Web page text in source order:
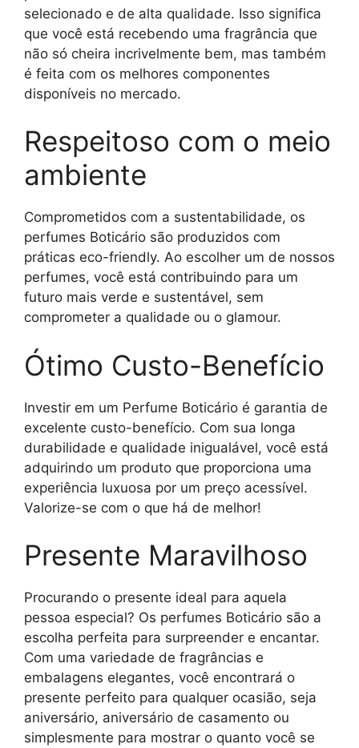
selecionado e de alta qualidade. Isso significa
que você está recebendo uma fragrância que
não só cheira incrivelmente bem, mas também
é feita com os melhores componentes
disponíveis no mercado.
Respeitoso com o meio
ambiente
Comprometidos com a sustentabilidade, os
perfumes Boticário são produzidos com
práticas eco-friendly. Ao escolher um de nossos
perfumes, você está contribuindo para um
futuro mais verde e sustentável, sem
comprometer a qualidade ou o glamour.
Ótimo Custo-Benefício
Investir em um Perfume Boticário é garantia de
excelente custo-benefício. Com sua longa
durabilidade e qualidade inigualável, você está
adquirindo um produto que proporciona uma
experiência luxuosa por um preço acessível.
Valorize-se com o que há de melhor!
Presente Maravilhoso
Procurando o presente ideal para aquela
pessoa especial? Os perfumes Boticário são a
escolha perfeita para surpreender e encantar.
Com uma variedade de fragrâncias e
embalagens elegantes, você encontrará o
presente perfeito para qualquer ocasião, seja
aniversário, aniversário de casamento ou
simplesmente para mostrar o quanto você se